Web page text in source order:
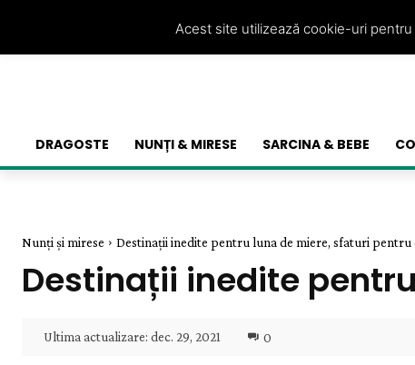
DRAGOSTE NUNȚI & MIRESE SARCINA & BEBE
Nunți și mirese Destinații inedite pentru luna de miere, sfaturi pentru
Destinații inedite
Ultima actualizare: dec. 29, 2021 0
Acest site utilizează cookie-uri